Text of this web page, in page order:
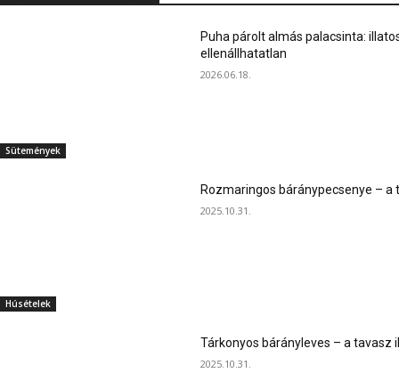
Sütemények
Puha párolt almás palacsinta:
ellenállhatatlan
2026.06.18.
Húsételek
Rozmaringos báránypecsenye – a
2025.10.31.
Tárkonyos bárányleves – a tavasz
2025.10.31.